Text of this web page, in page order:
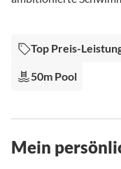
Top Preis-
50m Pool
Mein